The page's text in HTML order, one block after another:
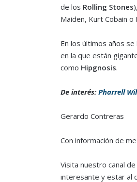
de los Rolling Stones
Maiden, Kurt Cobain
En los últimos años
en la que están
como Hipgnosis.
De interés: Pharrell
Gerardo Contreras
Con información de
Visita nuestro canal
interesante y estar al